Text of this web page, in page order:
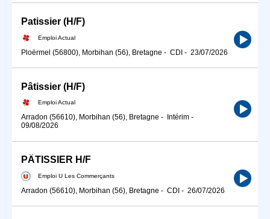
Patissier (H/F)
Emploi Actual
Ploërmel (56800), Morbihan (56), Bretagne - CDI - 23/07/2026
Pâtissier (H/F)
Emploi Actual
Arradon (56610), Morbihan (56), Bretagne - Intérim -
09/08/2026
PÂTISSIER H/F
Emploi U Les Commerçants
Arradon (56610), Morbihan (56), Bretagne - CDI - 26/07/2026